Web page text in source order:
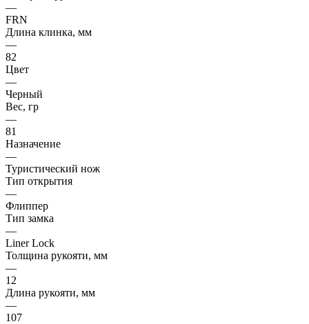
—
FRN
Длина клинка, мм
—
82
Цвет
—
Черный
Вес, гр
—
81
Назначение
—
Туристический нож
Тип открытия
—
Флиппер
Тип замка
—
Liner Lock
Толщина рукояти, мм
—
12
Длина рукояти, мм
—
107